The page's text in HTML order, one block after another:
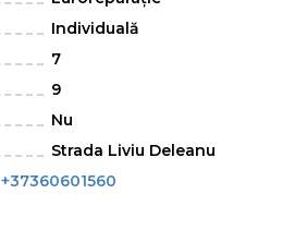
Individuală
7
9
Nu
Strada Liviu Deleanu
+37360601560